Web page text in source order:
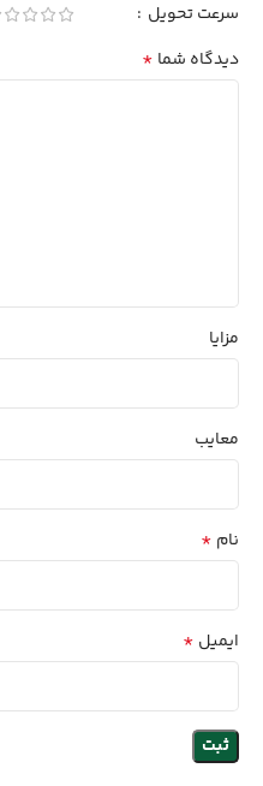
سرعت تحویل
دیدگاه شما *
مزایا
معایب
نام *
ایمیل *